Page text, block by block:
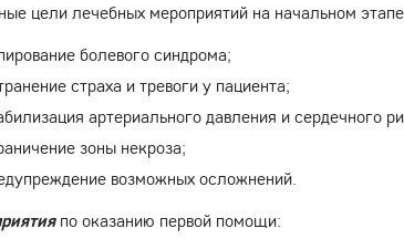
цели лечебных мероприятий на начальном
болевого синдрома;
страха и тревоги у пациента;
артериального давления и сердечного
зоны некроза;
возможных осложнений.
по оказанию первой помощи: